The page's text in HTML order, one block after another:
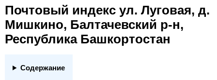
Почтовый индекс ул. Луговая, д.
Мишкино, Балтачевский р-н,
Республика Башкортостан
Содержание